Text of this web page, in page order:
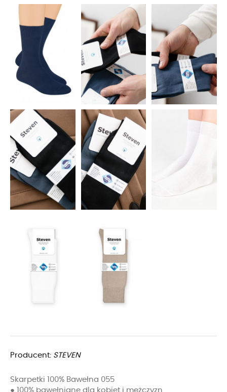
Producent: STEVEN
Skarpetki 100% Bawełna 055
● 100% bawełniane dla kobiet i mężczyzn